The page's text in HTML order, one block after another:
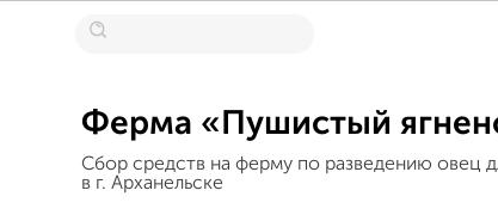
Ферма «Пушистый
Сбор средств на ферму по разведению овец
в г. Арханельске